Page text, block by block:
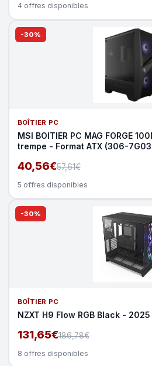
4 offres disponibles
-30%
BOÎTIER PC
MSI BOITIER PC MAG FORGE
trempe - Format ATX (306-
40,56€57,61€
5 offres disponibles
-30%
BOÎTIER PC
NZXT H9 Flow RGB Black - 2025
131,65€186,78€
8 offres disponibles